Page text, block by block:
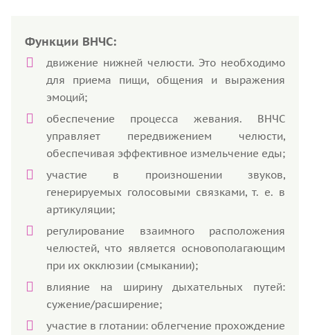
Функции ВНЧС:
движение нижней челюсти. Это необходимо
для приема пищи, общения и выражения
эмоций;
обеспечение процесса жевания. ВНЧС
управляет передвижением челюсти,
обеспечивая эффективное измельчение еды;
участие в произношении звуков,
генерируемых голосовыми связками, т. е. в
артикуляции;
регулирование взаимного расположения
челюстей, что является основополагающим
при их окклюзии (смыкании);
влияние на ширину дыхательных путей:
сужение/расширение;
участие в глотании: облегчение прохождение